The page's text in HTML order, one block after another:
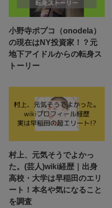
小野寺ポプコ（onodela）
の現在はNY投資家！？元
地下アイドルからの転身ス
トーリー
村上、元気そうでよかっ
た。(芸人)wiki経歴｜出身
高校・大学は早稲田のエリ
ート！本名や気になること
を調査